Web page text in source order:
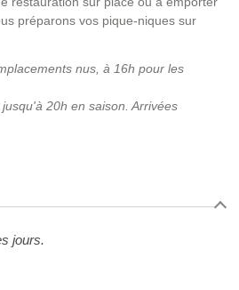
préparons vos pique-niques sur
nus, à 16h pour les
20h en saison. Arrivées
jours.